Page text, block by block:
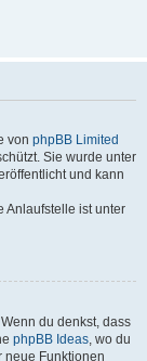
von phpBB Limited
Sie wurde unter
und kann
Anlaufstelle ist unter
du denkst, dass
phpBB Ideas, wo du
neue Funktionen